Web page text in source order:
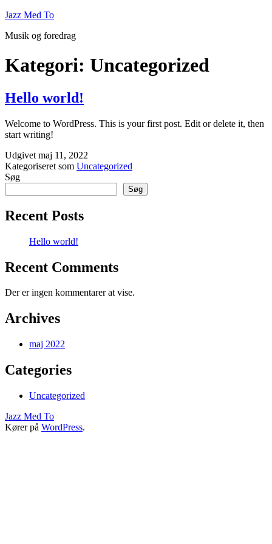
Fortsæt
indhold
Jazz Med To
Musik og foredrag
Kategori: Uncategorized
Hello world!
Welcome to WordPress. This is your first post. Edit or delete it, then
start writing!
Udgivet maj 11, 2022
Kategoriseret som Uncategorized
Søg
Søg
Recent Posts
Hello world!
Recent Comments
Der er ingen kommentarer at vise.
Archives
maj 2022
Categories
Uncategorized
Jazz Med To
Kører på WordPress.